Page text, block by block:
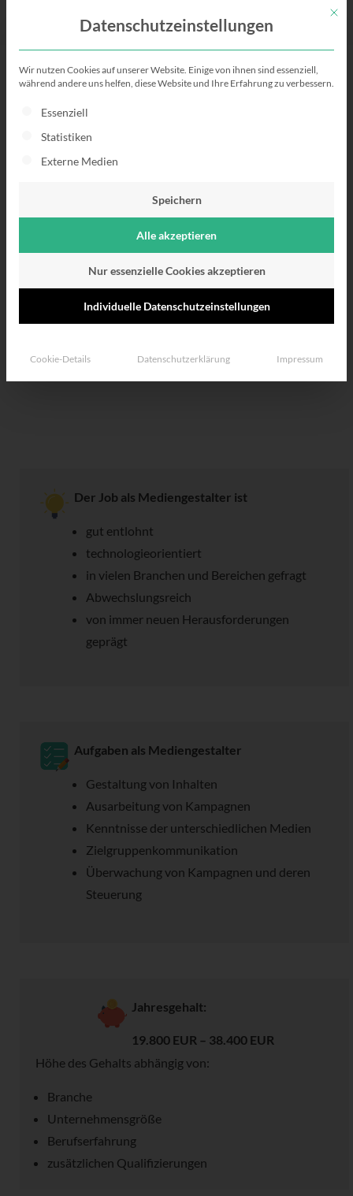
Der Mediengestalter
Aufgaben |
Karriereperspektiven | Gehalt |
Der Job als Mediengestalter ist
gut entlohnt
technologieorientiert
in vielen Branchen und Bereichen gefragt
Abwechslungsreich
von immer neuen Herausforderungen
geprägt
Aufgaben als Mediengestalter
Gestaltung von Inhalten
Ausarbeitung von Kampagnen
Kenntnisse der unterschiedlichen Medien
Zielgruppenkommunikation
Überwachung von Kampagnen und deren
Steuerung
Jahresgehalt:
19.800 EUR – 38.400 EUR
Höhe des Gehalts abhängig von:
Branche
Unternehmensgröße
Berufserfahrung
zusätzlichen Qualifizierungen
Mit
Datenschutzeinstellungen
Wir nutzen Cookies auf unserer Website. Einige von ihnen sind essenziell,
während andere uns helfen, diese Website und Ihre Erfahrung zu verbessern.
Es folgt eine Liste der Service-Gruppen, für die eine
Essenziell
Statistiken
Externe Medien
Speichern
Alle akzeptieren
Nur essenzielle Cookies akzeptieren
Individuelle Datenschutzeinstellungen
Cookie-Details Datenschutzerklärung Impressum